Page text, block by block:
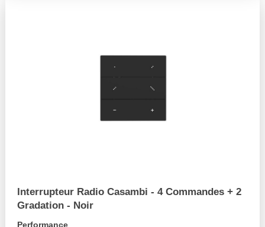
Interrupteur Radio Casambi - 4 Commandes + 2
Gradation - Noir
Performance